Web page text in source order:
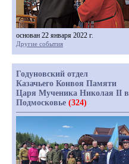
основан 22 января 2022 г.
Другие события
Годуновский отдел
Казачьего Конвоя Памяти
Царя Мученика Николая II в
Подмосковье (324)